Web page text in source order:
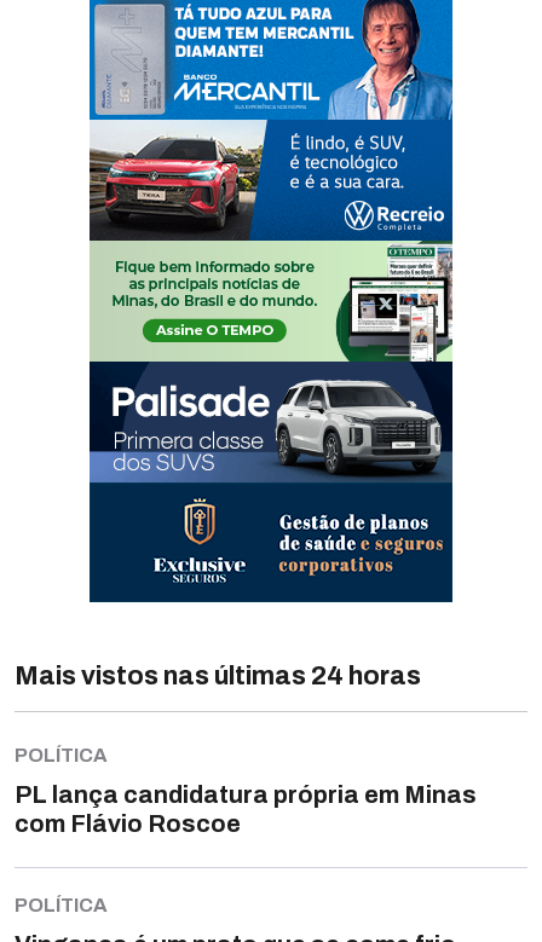
Mais vistos nas últimas 24 horas
POLÍTICA
PL lança candidatura própria em Minas
com Flávio Roscoe
POLÍTICA